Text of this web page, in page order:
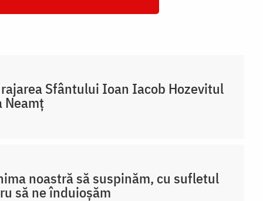
Sfântului Ioan Iacob Hozevitul
Neamț
noastră să suspinăm, cu sufletul
să ne înduioșăm